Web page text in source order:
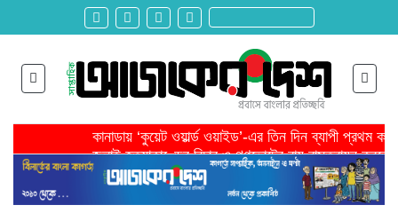
কানাডায় ‘কুয়েট ওয়ার্ল্ড ওয়াইড’-এর তিন দিন ব্যাপী প্রথম
জুলাই হত্যাকাণ্ডের বিচার ও গণভোটের রায় বাস্তবায়ন করতে
তরুণ উদ্ভাবক ও প্রযুক্তি উদ্যোক্তাদের পাশে থাকবে সরকার -
মাদরাসাকে অবহেলা করা শুরু মুজিব সরকারের আমল থেকে-
বাংলাদেশে এসে মার্কিন দূতের ভারতের হাইকমিশনারের সঙ্গে